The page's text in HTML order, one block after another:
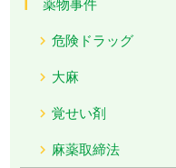
危険ドラッグ
大麻
覚せい剤
麻薬取締法